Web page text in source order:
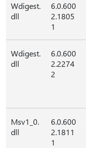
Wdigest.
dll
6.0.600
2.1805
1
Wdigest.
dll
6.0.600
2.2274
2
Msv1_0.
dll
6.0.600
2.1811
1